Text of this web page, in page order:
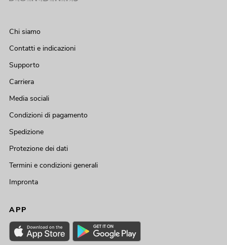
Chi siamo
Contatti e indicazioni
Supporto
Carriera
Media sociali
Condizioni di pagamento
Spedizione
Protezione dei dati
Termini e condizioni generali
Impronta
APP